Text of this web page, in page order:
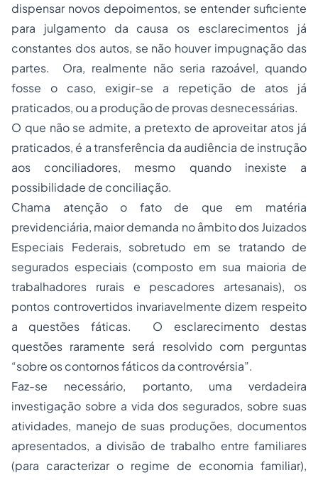
dispensar novos depoimentos, se entender suficiente
para julgamento da causa os esclarecimentos já
constantes dos autos, se não houver impugnação das
partes. Ora, realmente não seria razoável, quando
fosse o caso, exigir-se a repetição de atos já
praticados, ou a produção de provas desnecessárias.
O que não se admite, a pretexto de aproveitar atos já
praticados, é a transferência da audiência de instrução
aos conciliadores, mesmo quando inexiste a
possibilidade de conciliação.
Chama atenção o fato de que em matéria
previdenciária, maior demanda no âmbito dos Juizados
Especiais Federais, sobretudo em se tratando de
segurados especiais (composto em sua maioria de
trabalhadores rurais e pescadores artesanais), os
pontos controvertidos invariavelmente dizem respeito
a questões fáticas. O esclarecimento destas
questões raramente será resolvido com perguntas
“sobre os contornos fáticos da controvérsia”.
Faz-se necessário, portanto, uma verdadeira
investigação sobre a vida dos segurados, sobre suas
atividades, manejo de suas produções, documentos
apresentados, a divisão de trabalho entre familiares
(para caracterizar o regime de economia familiar),